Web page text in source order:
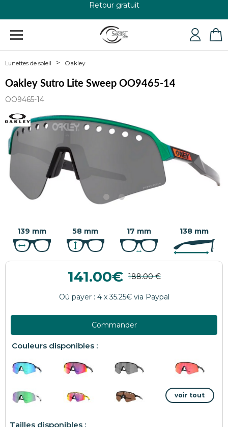
Lunettes de soleil Oakley
Oakley Sutro Lite Sweep OO9465-14
OO9465-14
139 mm 58 mm 17 mm 138 mm
141.00
Commander